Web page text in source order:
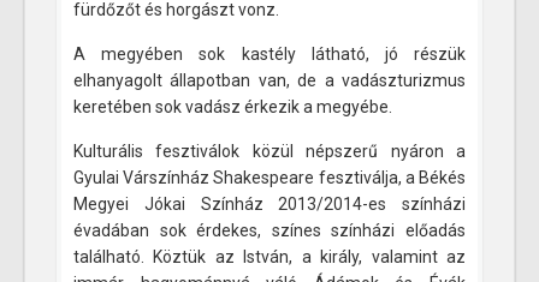
fürdőzőt és horgászt vonz.
A megyében sok kastély látható, jó részük
elhanyagolt állapotban van, de a vadászturizmus
keretében sok vadász érkezik a megyébe.
Kulturális fesztiválok közül népszerű nyáron a
Gyulai Várszínház Shakespeare fesztiválja, a Békés
Megyei Jókai Színház 2013/2014-es színházi
évadában sok érdekes, színes színházi előadás
található. Köztük az István, a király, valamint az